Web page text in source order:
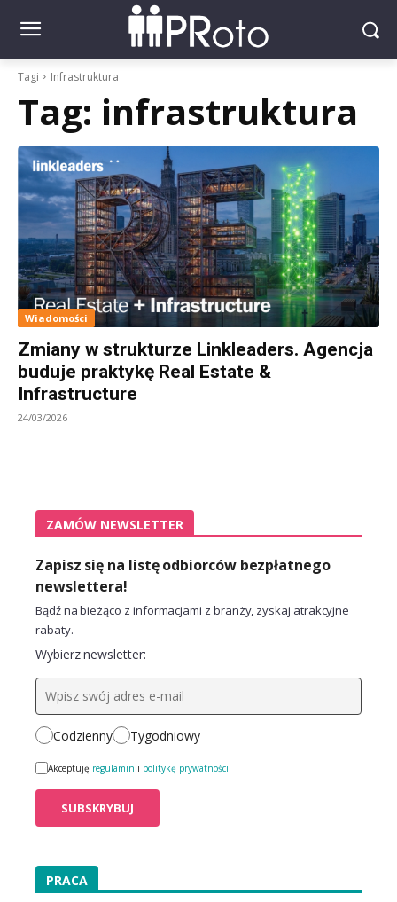
Tagi Infrastruktura
Tag: infrastruktura
Wiadomości
Zmiany w strukturze Linkleaders. Agencja
buduje praktykę Real Estate &
Infrastructure
24/03/2026
ZAMÓW NEWSLETTER
Zapisz się na listę odbiorców bezpłatnego
newslettera!
Bądź na bieżąco z informacjami z branży, zyskaj atrakcyjne
rabaty.
Wybierz newsletter:
Codzienny Tygodniowy
Akceptuję regulamin i politykę prywatności
PRACA